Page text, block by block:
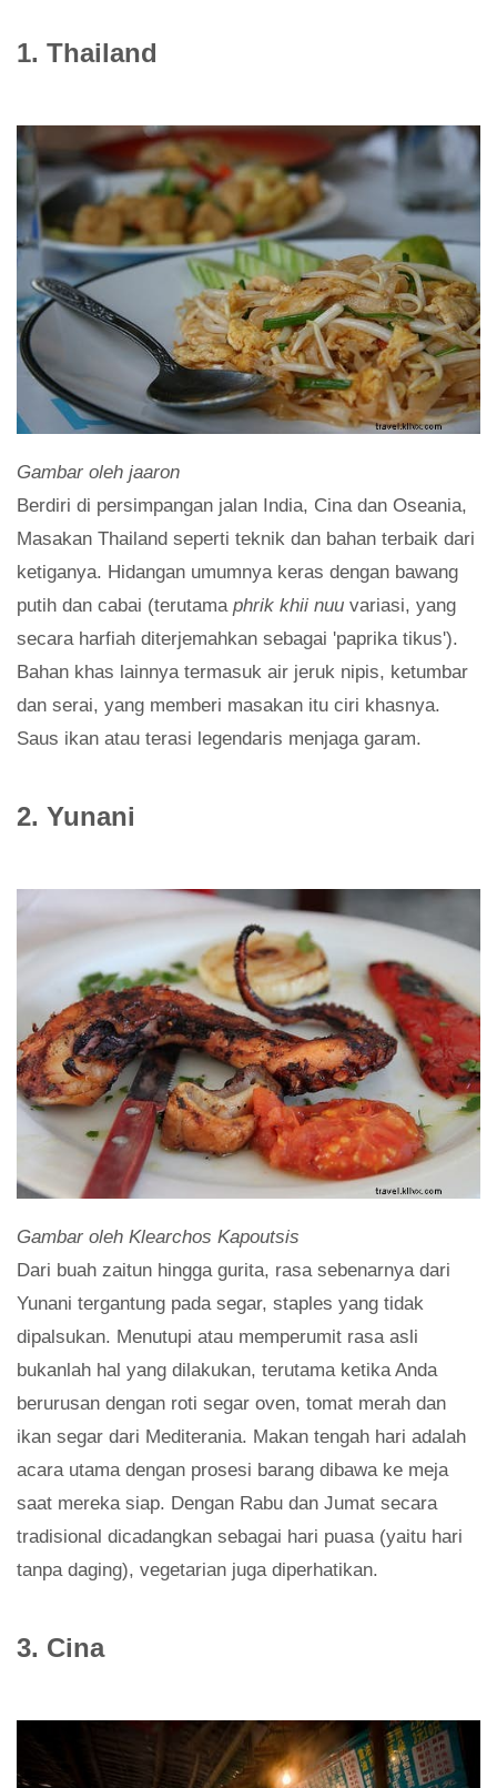
1. Thailand
Gambar oleh jaaron
Berdiri di persimpangan jalan India, Cina dan Oseania,
Masakan Thailand seperti teknik dan bahan terbaik dari
ketiganya. Hidangan umumnya keras dengan bawang
putih dan cabai (terutama phrik khii nuu variasi, yang
secara harfiah diterjemahkan sebagai 'paprika tikus').
Bahan khas lainnya termasuk air jeruk nipis, ketumbar
dan serai, yang memberi masakan itu ciri khasnya.
Saus ikan atau terasi legendaris menjaga garam.
2. Yunani
Gambar oleh Klearchos Kapoutsis
Dari buah zaitun hingga gurita, rasa sebenarnya dari
Yunani tergantung pada segar, staples yang tidak
dipalsukan. Menutupi atau memperumit rasa asli
bukanlah hal yang dilakukan, terutama ketika Anda
berurusan dengan roti segar oven, tomat merah dan
ikan segar dari Mediterania. Makan tengah hari adalah
acara utama dengan prosesi barang dibawa ke meja
saat mereka siap. Dengan Rabu dan Jumat secara
tradisional dicadangkan sebagai hari puasa (yaitu hari
tanpa daging), vegetarian juga diperhatikan.
3. Cina